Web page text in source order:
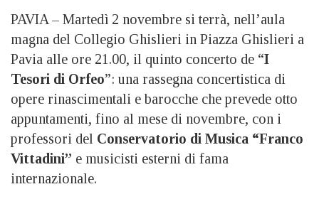
PAVIA – Martedì 2 novembre si terrà, nell’aula
magna del Collegio Ghislieri in Piazza Ghislieri a
Pavia alle ore 21.00, il quinto concerto de “I
Tesori di Orfeo”: una rassegna concertistica di
opere rinascimentali e barocche che prevede otto
appuntamenti, fino al mese di novembre, con i
professori del Conservatorio di Musica “Franco
Vittadini” e musicisti esterni di fama
internazionale.